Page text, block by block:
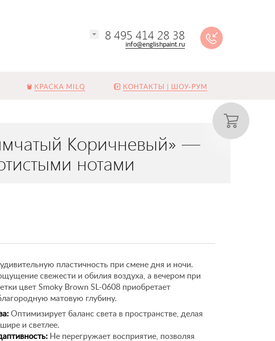
8 495 414 28 38
info@englishpaint.ru
КРАСКА MILQ КОНТАКТЫ | ШОУ-РУМ
Коричневый» —
нотами
пластичность при смене дня и ночи.
свежести и обилия воздуха, а вечером при
цвет Smoky Brown SL-0608 приобретает
матовую глубину.
Оптимизирует баланс света в пространстве, делая
и светлее.
Не перегружает восприятие, позволяя